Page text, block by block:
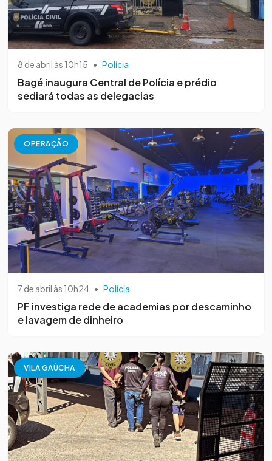
8 de abril às 10h15 • Polícia
Bagé inaugura Central de Polícia e prédio
sediará todas as delegacias
OPERAÇÃO
7 de abril às 10h24 • Polícia
PF investiga rede de academias por descaminho
e lavagem de dinheiro
VILA GAÚCHA